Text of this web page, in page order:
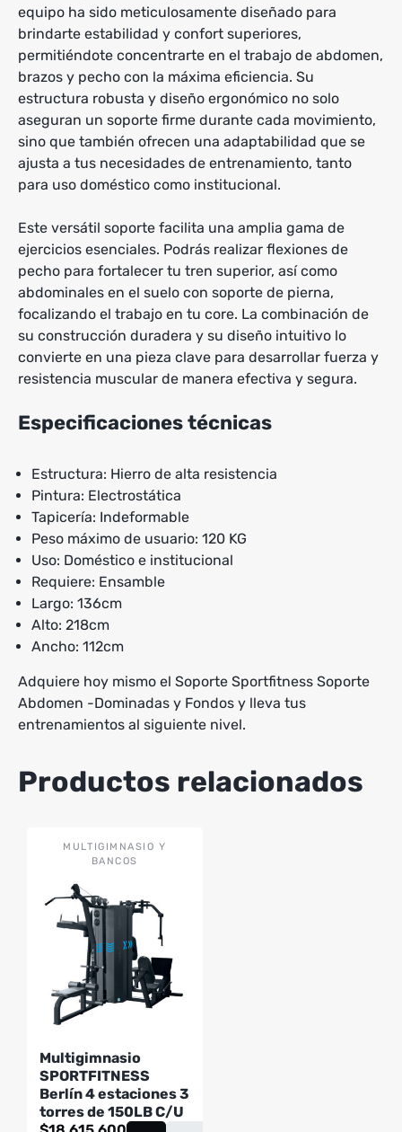
equipo ha sido meticulosamente diseñado para
brindarte estabilidad y confort superiores,
permitiéndote concentrarte en el trabajo de abdomen,
brazos y pecho con la máxima eficiencia. Su
estructura robusta y diseño ergonómico no solo
aseguran un soporte firme durante cada movimiento,
sino que también ofrecen una adaptabilidad que se
ajusta a tus necesidades de entrenamiento, tanto
para uso doméstico como institucional.
Este versátil soporte facilita una amplia gama de
ejercicios esenciales. Podrás realizar flexiones de
pecho para fortalecer tu tren superior, así como
abdominales en el suelo con soporte de pierna,
focalizando el trabajo en tu core. La combinación de
su construcción duradera y su diseño intuitivo lo
convierte en una pieza clave para desarrollar fuerza y
resistencia muscular de manera efectiva y segura.
Especificaciones técnicas
Estructura: Hierro de alta resistencia
Pintura: Electrostática
Tapicería: Indeformable
Peso máximo de usuario: 120 KG
Uso: Doméstico e institucional
Requiere: Ensamble
Largo: 136cm
Alto: 218cm
Ancho: 112cm
Adquiere hoy mismo el Soporte Sportfitness Soporte
Abdomen -Dominadas y Fondos y lleva tus
entrenamientos al siguiente nivel.
Productos relacionados
MULTIGIMNASIO Y
BANCOS
Multigimnasio
SPORTFITNESS
Berlín 4 estaciones 3
torres de 150LB C/U